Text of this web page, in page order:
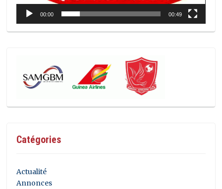
00:00 00:49
Catégories
Actualité
Annonces